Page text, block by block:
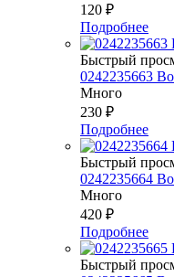
120 ₽
Подробнее
Быстрый
0242235663
Много
230 ₽
Подробнее
Быстрый
0242235664
Много
420 ₽
Подробнее
Быстрый